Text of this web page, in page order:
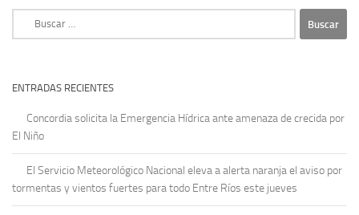
ENTRADAS RECIENTES
Concordia solicita la Emergencia Hídrica ante amenaza de crecida por
El Niño
El Servicio Meteorológico Nacional eleva a alerta naranja el aviso por
tormentas y vientos fuertes para todo Entre Ríos este jueves